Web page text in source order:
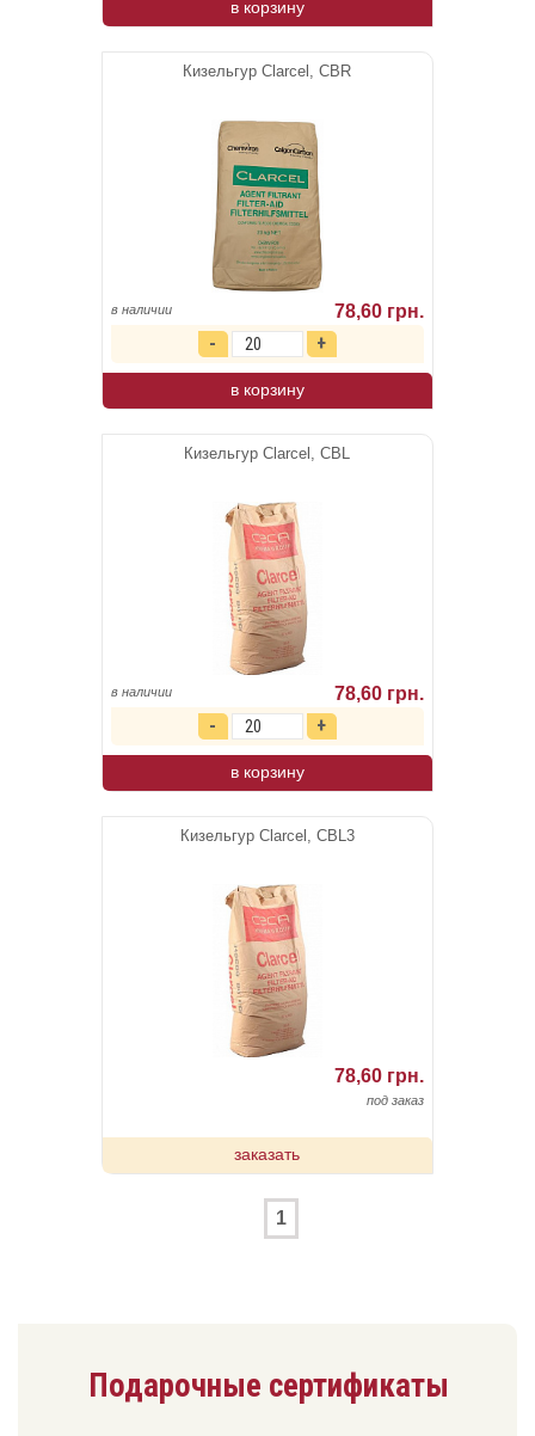
в корзину
Кизельгур Clarcel, CBR
в наличии 78,60 грн.
в корзину
Кизельгур Clarcel, CBL
в наличии 78,60 грн.
в корзину
Кизельгур Clarcel, CBL3
78,60 грн.
под заказ
заказать
1
Подарочные сертификаты